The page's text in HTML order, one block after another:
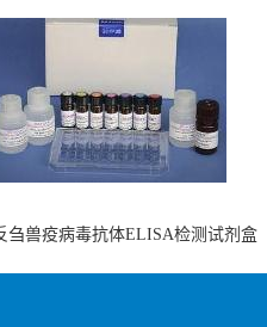
刍兽疫病毒抗体ELISA检测试剂盒